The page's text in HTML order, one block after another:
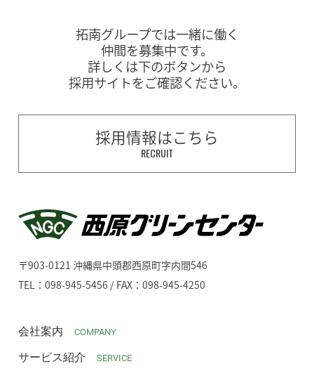
拓南グループでは一緒に働く
仲間を募集中です。
詳しくは下のボタンから
採用サイトをご確認ください。
採用情報はこちら
RECRUIT
〒903-0121 沖縄県中頭郡西原町字内間546
TEL：098-945-5456 / FAX：098-945-4250
会社案内 COMPANY
サービス紹介 SERVICE